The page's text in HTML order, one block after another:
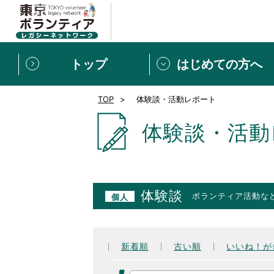
トップ はじめての方へ
新規登録 ボランティ
東京ボランティアレガ
募集情報
[個人] 体験談
ボランティアの広場
新着記事一覧
TOP 体験談・活動レポート
体験談・活
個人 体験談 ボランティア活動な
新着順 古い順 いいね！